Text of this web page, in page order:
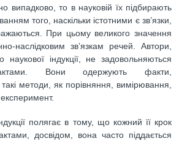
випадково, то в науковій їх підбирають
того, наскільки істотними є зв’язки,
При цьому великого значення
наслідковим зв’язкам речей. Автори,
індукції, не задовольняються
Вони одержують факти,
методи, як порівняння, вимірювання,
полягає в тому, що кожний її крок
досвідом, вона часто піддається